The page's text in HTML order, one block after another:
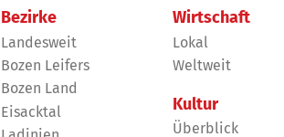
Bezirke
Landesweit
Bozen Leifers
Bozen Land
Eisacktal
Wirtschaft
Lokal
Weltweit
Kultur
Überblick